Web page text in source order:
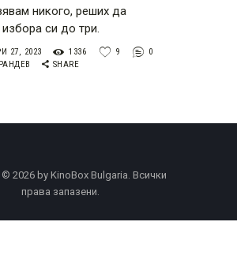
никого, реших да
избора си до три.
27, 2023 1336 9
0
SHARE
2026 by KinoBox Bulgaria. Всички
права запазени.